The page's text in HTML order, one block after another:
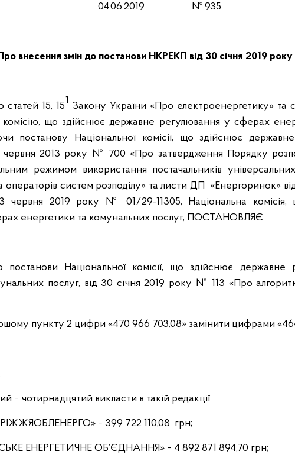
04.06.2019 № 935
внесення змін до постанови НКРЕКП від 30 січня 2019
статей 15, 151 Закону України «Про електроенергетику» та
що здійснює державне регулювання у сферах
постанову Національної комісії, що здійснює
червня 2013 року № 700 «Про затвердження Порядку
режимом використання постачальників
операторів систем розподілу» та листи ДП «Енергоринок»
червня 2019 року № 01/29-11305, Національна
енергетики та комунальних послуг, ПОСТАНОВЛЯЄ:
постанови Національної комісії, що здійснює
послуг, від 30 січня 2019 року № 113 «Про алгоритм
пункту 2 цифри «470 966 703,08» замінити цифрами
− чотирнадцятий викласти в такій редакції:
− 399 722 110,08 грн;
ЕНЕРГЕТИЧНЕ ОБ’ЄДНАННЯ» − 4 892 871 894,70 грн;